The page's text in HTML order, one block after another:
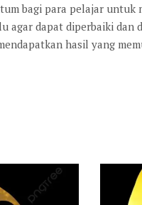
bagi para pelajar untuk
agar dapat diperbaiki dan
hasil yang